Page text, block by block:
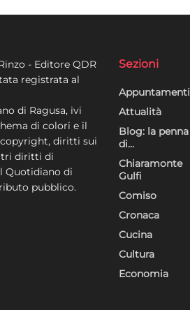
- Editore QDR
registrata al
di Ragusa, ivi
di colori e il
diritti sui
diritti di
Quotidiano di
pubblico.
Sezioni
Appuntamenti
Attualità
Blog: la penna
di…
Chiaramonte
Gulfi
Comiso
Cronaca
Cucina
Cultura
Economia